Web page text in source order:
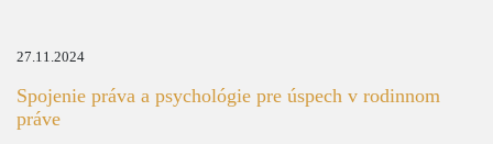
27.11.2024
Spojenie práva a psychológie pre úspech v rodinnom
práve